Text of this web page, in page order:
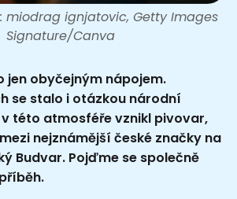
miodrag ignjatovic, Getty Images
Signature/Canva
jen obyčejným nápojem.
se stalo i otázkou národní
této atmosféře vznikl pivovar,
nejznámější české značky na
Budvar. Pojďme se společně